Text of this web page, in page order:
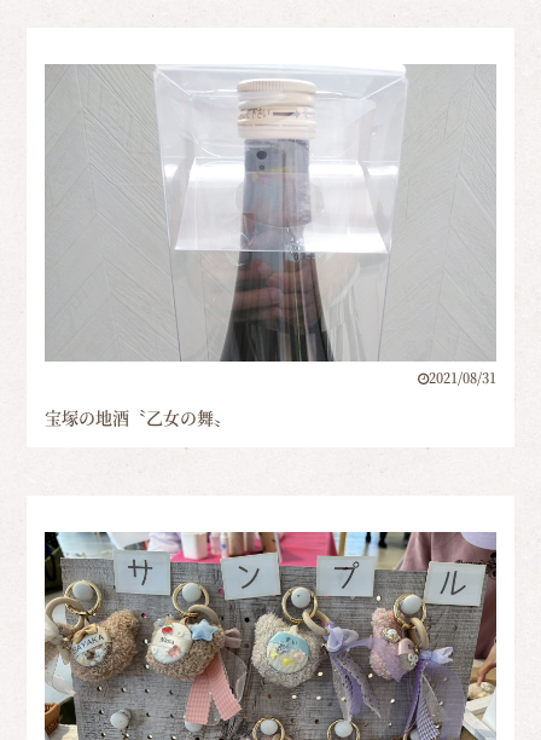
2021/08/31
宝塚の地酒〝乙女の舞〟